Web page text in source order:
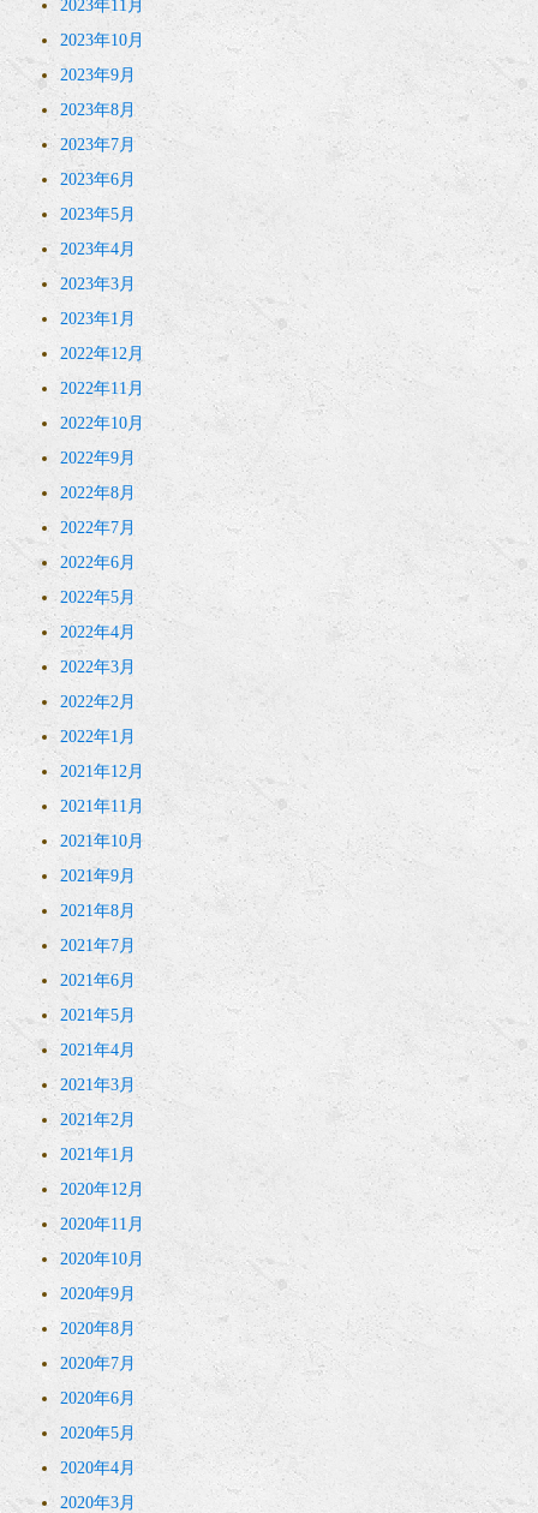
2023年11月
2023年10月
2023年9月
2023年8月
2023年7月
2023年6月
2023年5月
2023年4月
2023年3月
2023年1月
2022年12月
2022年11月
2022年10月
2022年9月
2022年8月
2022年7月
2022年6月
2022年5月
2022年4月
2022年3月
2022年2月
2022年1月
2021年12月
2021年11月
2021年10月
2021年9月
2021年8月
2021年7月
2021年6月
2021年5月
2021年4月
2021年3月
2021年2月
2021年1月
2020年12月
2020年11月
2020年10月
2020年9月
2020年8月
2020年7月
2020年6月
2020年5月
2020年4月
2020年3月